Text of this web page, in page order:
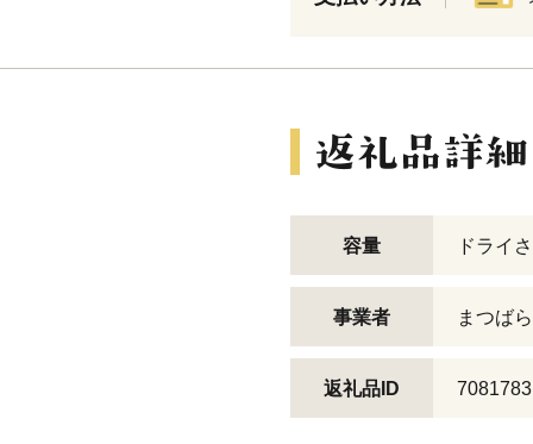
容量 ドライ
事業者 まつば
返礼品ID 7081783